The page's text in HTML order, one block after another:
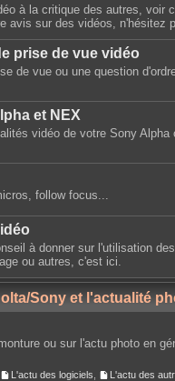
à la critique des autres, voir
avis sur des vidéos, n'hésitez
prise de vue vidéo
de vue ou une question
et NEX
vidéo de votre Sony Alpha
follow focus...
à donner sur l'utilisation
ou autres, c'est ici.
Sony et l'actualité
ou sur l'actu photo en
L'actu des logiciels L'actu des